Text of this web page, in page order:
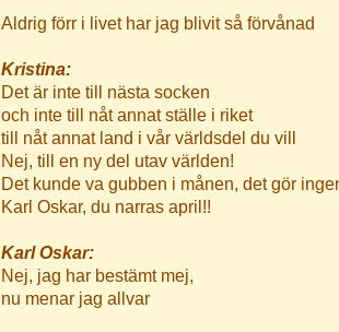
Aldrig förr i livet har jag blivit så förvånad
Kristina:
Det är inte till nästa socken
och inte till nåt annat ställe i riket
till nåt annat land i vår världsdel du vill
Nej, till en ny del utav världen!
Det kunde va gubben i månen, det gör
Karl Oskar, du narras april!!
Karl Oskar:
Nej, jag har bestämt mej,
nu menar jag allvar